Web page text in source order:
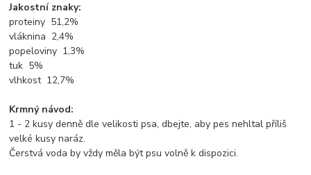
Jakostní znaky:
proteiny 51,2%
vláknina 2,4%
popeloviny 1,3%
tuk 5%
vlhkost 12,7%
Krmný návod:
1 - 2 kusy denně dle velikosti psa, dbejte, aby pes nehltal příliš
velké kusy naráz.
Čerstvá voda by vždy měla být psu volně k dispozici.